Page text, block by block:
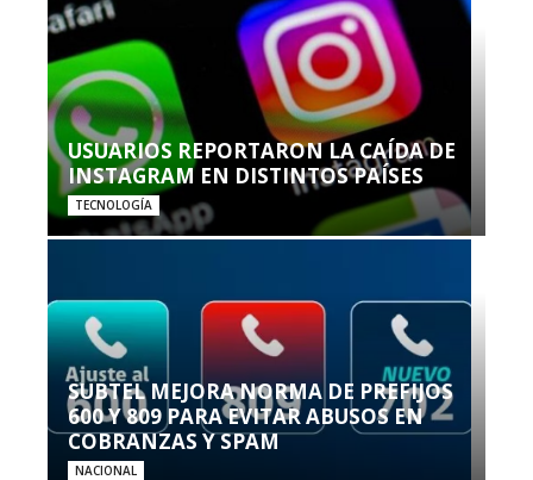
USUARIOS REPORTARON LA CAÍDA DE
INSTAGRAM EN DISTINTOS PAÍSES
TECNOLOGÍA
SUBTEL MEJORA NORMA DE PREFIJOS
600 Y 809 PARA EVITAR ABUSOS EN
COBRANZAS Y SPAM
NACIONAL